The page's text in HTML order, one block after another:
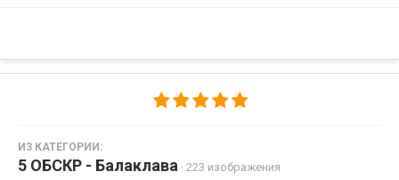
ИЗ КАТЕГОРИИ:
5 ОБСКР - Балаклава · 223 изображения